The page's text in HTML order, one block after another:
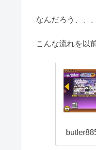
なんだろう、、、
こんな流れを以